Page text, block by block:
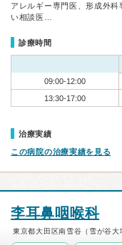
アレルギー専門医、形成外
い相談医…
診療時間
09:00-12:00
13:30-17:00
治療実績
この病院の治療実績を見る
李耳鼻咽喉科
東京都大田区南雪谷（雪が谷大